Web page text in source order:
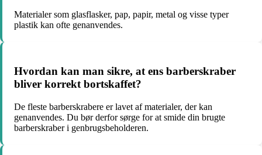
Materialer som glasflasker, pap, papir, metal og visse typer
plastik kan ofte genanvendes.
Hvordan kan man sikre, at ens barberskraber
bliver korrekt bortskaffet?
De fleste barberskrabere er lavet af materialer, der kan
genanvendes. Du bør derfor sørge for at smide din brugte
barberskraber i genbrugsbeholderen.